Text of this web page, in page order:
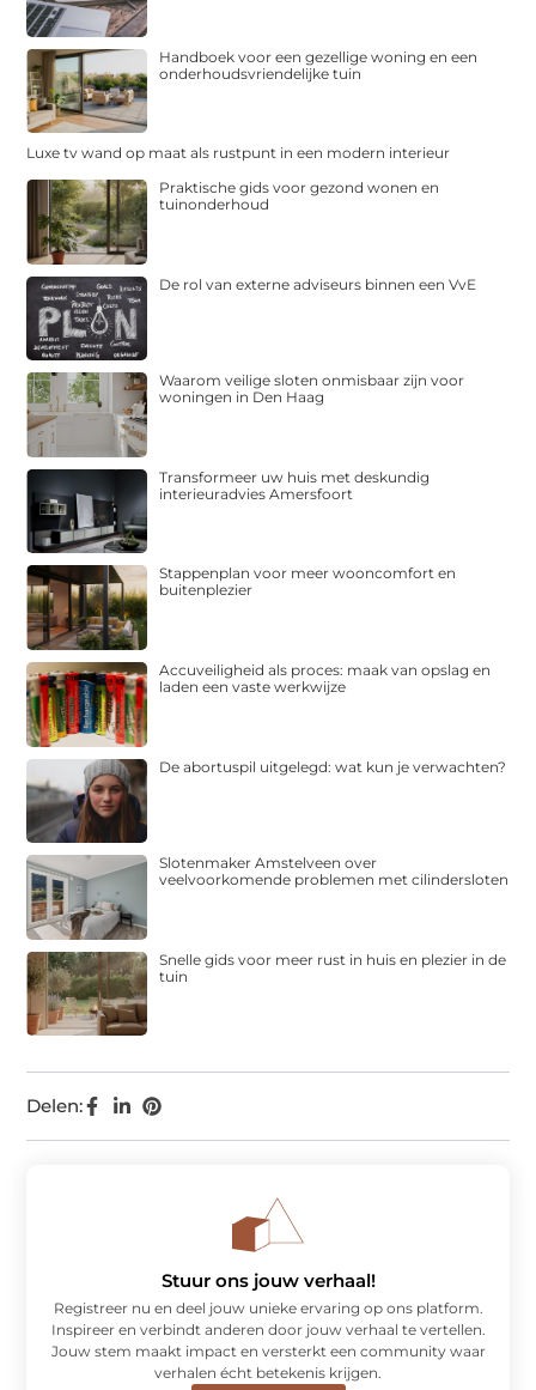
Delen:
Handboek voor een gezellige woning en een
onderhoudsvriendelijke tuin
Luxe tv wand op maat als rustpunt in een modern interieur
Praktische gids voor gezond wonen en
tuinonderhoud
De rol van externe adviseurs binnen een VvE
Waarom veilige sloten onmisbaar zijn voor
woningen in Den Haag
Transformeer uw huis met deskundig
interieuradvies Amersfoort
Stappenplan voor meer wooncomfort en
buitenplezier
Accuveiligheid als proces: maak van opslag en
laden een vaste werkwijze
De abortuspil uitgelegd: wat kun je verwachten?
Slotenmaker Amstelveen over
veelvoorkomende problemen met cilindersloten
Snelle gids voor meer rust in huis en plezier in de
tuin
Stuur ons jouw verhaal!
Registreer nu en deel jouw unieke ervaring op ons platform.
Inspireer en verbindt anderen door jouw verhaal te vertellen.
Jouw stem maakt impact en versterkt een community waar
verhalen écht betekenis krijgen.